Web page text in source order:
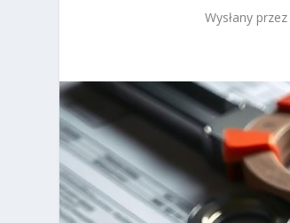
Wysłany przez